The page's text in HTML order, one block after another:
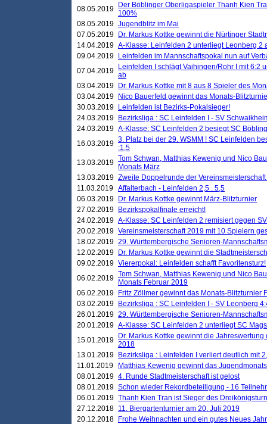
08.05.2019
Der Böblinger Oberligaspieler Thanh Kien
100%
08.05.2019 Jugendblitz im Mai
07.05.2019
Dr. Markus Kottke gewinnt die Nürtinger
14.04.2019 A-Klasse: Leinfelden 2 unterliegt Leonberg 2
09.04.2019
Leinfelden im Mannschaftspokal nun auf
07.04.2019
Leinfelden I schlägt Vaihingen/Rohr I mit 6:2
ab
03.04.2019
Dr. Markus Kottke mit 8 aus 8 Spieler des
03.04.2019
Nico Bauerfeld gewinnt das Monats-
30.03.2019
Leinfelden ist Bezirks-Pokalsieger!
24.03.2019
Bezirksliga : SC Leinfelden I - SV
24.03.2019 A-Klasse: SC Leinfelden 2 besiegt SC
16.03.2019 3. Platz bei der 29. WSMM ! SC Leinfelden
:1,5
13.03.2019 Tom Schwan, Matthias Kewenig und Nico
Monats März
13.03.2019 Zweite Doppelrunde der
11.03.2019 Affalterbach - Leinfelden 2,5 . 5,5
06.03.2019
Dr. Markus Kottke gewinnt März-Blitzturnier
27.02.2019
Bezirkspokalfinale erreicht!
24.02.2019 A-Klasse: SC Leinfelden 2 remisiert gegen
20.02.2019 Vereinsmeisterschaft 2019 mit 10 Spielern
18.02.2019 29. Württembergische Senioren-
12.02.2019
Dr. Markus Kottke gewinnt die
09.02.2019 Viererpokal: Leinfelden schafft Favoritensturz!
06.02.2019 Tom Schwan, Matthias Kewenig und Nico
Monats Februar 2019
06.02.2019
Fritz Zöllmer gewinnt das Monats-Blitzturnier
03.02.2019
Bezirksliga : SC Leinfelden I - SV Leonberg
26.01.2019 29. Württembergische Senioren-
20.01.2019 A-Klasse: SC Leinfelden 2 unterliegt SC
15.01.2019
Dr. Markus Kottke gewinnt die
2018
13.01.2019
Bezirksliga : Leinfelden I verliert deutlich mit
11.01.2019
Matthias Kewenig gewinnt das
08.01.2019 4. Runde Stadtmeisterschaft ist gelost
08.01.2019 Schon wieder Rekordbeteiligung - 16
06.01.2019 Thanh Kien Tran ist Sieger des
27.12.2018 11. Biergartenturnier am 20. Juli 2019
20.12.2018
Frohe Weihnachten und ein gutes Neues